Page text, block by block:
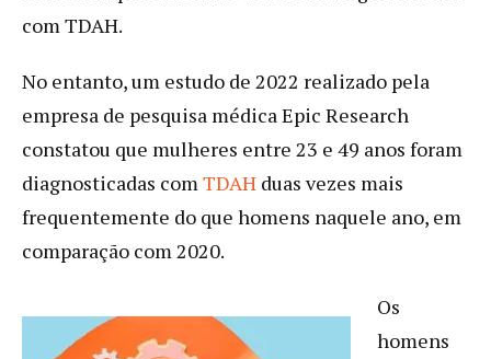
com TDAH.
No entanto, um estudo de 2022 realizado pela
empresa de pesquisa médica Epic Research
constatou que mulheres entre 23 e 49 anos foram
diagnosticadas comTDAH duas vezes mais
frequentemente do que homens naquele ano, em
comparação com 2020.
Os
homens